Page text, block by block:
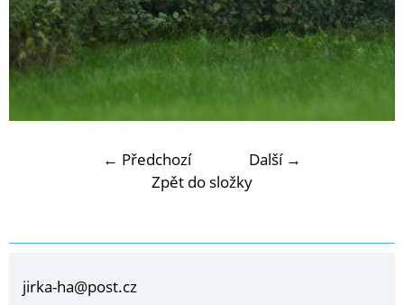
← Předchozí
Další →
Zpět do složky
jirka-ha@post.cz